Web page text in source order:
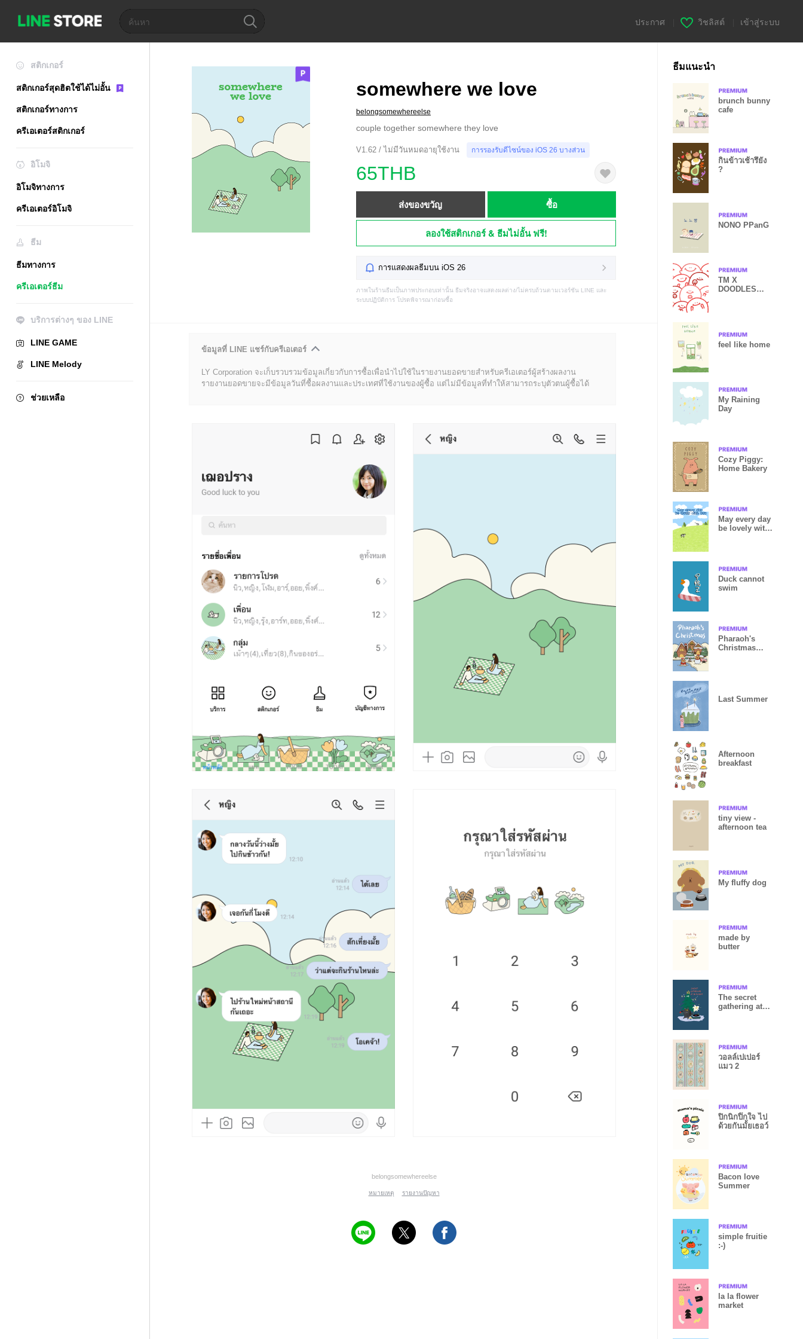
ประกาศ วิชลิสต์ เข้าสู่ระบบ
สติกเกอร์
สติกเกอร์สุดฮิตใช้ได้ไม่อั้น
สติกเกอร์ทางการ
ครีเอเตอร์สติกเกอร์
อิโมจิ
อิโมจิทางการ
ครีเอเตอร์อิโมจิ
ธีม
ธีมทางการ
ครีเอเตอร์ธีม
บริการต่างๆ ของ LINE
LINE GAME
LINE Melody
ช่วยเหลือ
somewhere we love
belongsomewhereelse
couple together somewhere they love
V1.62 / ไม่มีวันหมดอายุใช้งาน การรองรับดีไซน์ของ iOS 26 บางส่วน
65THB
ส่งของขวัญ ซื้อ
ลองใช้สติกเกอร์ & ธีมไม่อั้น ฟรี!
การแสดงผลธีมบน iOS 26
ภาพในร้านธีมเป็นภาพประกอบเท่านั้น ธีมจริงอาจแสดงผลต่าง/ไม่ครบถ้วนตามเวอร์ชัน LINE และ
ระบบปฏิบัติการ โปรดพิจารณาก่อนซื้อ
ข้อมูลที่ LINE แชร์กับครีเอเตอร์
LY Corporation จะเก็บรวบรวมข้อมูลเกี่ยวกับการซื้อเพื่อนำไปใช้ในรายงานยอดขายสำหรับครีเอเตอร์ผู้สร้างผลงาน
รายงานยอดขายจะมีข้อมูลวันที่ซื้อผลงานและประเทศที่ใช้งานของผู้ซื้อ แต่ไม่มีข้อมูลที่ทำให้สามารถระบุตัวตนผู้ซื้อได้
belongsomewhereelse
หมายเหตุ รายงานปัญหา
ธีมแนะนำ
brunch bunny
cafe
กินข้าวเช้ารึยัง
?
NONO PPanG
TM X
DOODLES
feel like home
My Raining
Day
Cozy Piggy:
Home Bakery
May every day
be lovely with
Duck cannot
swim
Pharaoh's
Christmas
Last Summer
Afternoon
breakfast
tiny view -
afternoon tea
My fluffy dog
made by
butter
The secret
gathering at
วอลล์เปเปอร์
แมว 2
ปิกนิกปิ๊กใจ ไป
ด้วยกันมั้ยเธอว์
Bacon love
Summer
simple fruitie
:-)
la la flower
market